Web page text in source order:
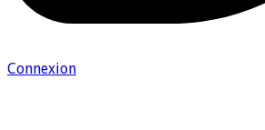
Connexion